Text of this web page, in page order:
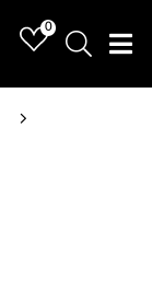
0
Sök